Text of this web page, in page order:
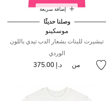
إضافة سريعة
وصلنا حديثًا
موسكينو
تيشيرت للبنات بشعار الدب تيدي باللون
الوردي
من د.إ 375.00